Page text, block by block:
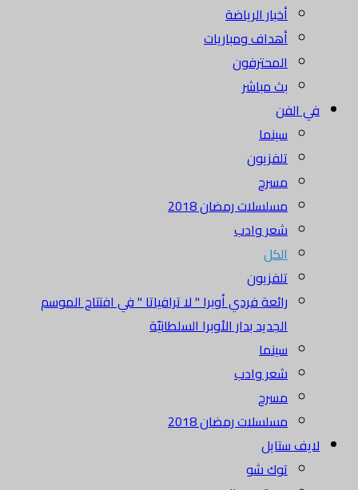
أخبار الرياضة
أهداف ومباريات
المحترفون
بث مباشر
في الفن
سينما
تلفزيون
مسرح
مسلسلات رمضان 2018
شعر وادب
الكل
تلفزيون
رائعة فردي أوبرا " لا ترافياتا " في افتتاح الموسم
الجديد بدار الأوبرا السلطانيّة
سينما
شعر وادب
مسرح
مسلسلات رمضان 2018
لايف ستايل
توك شو